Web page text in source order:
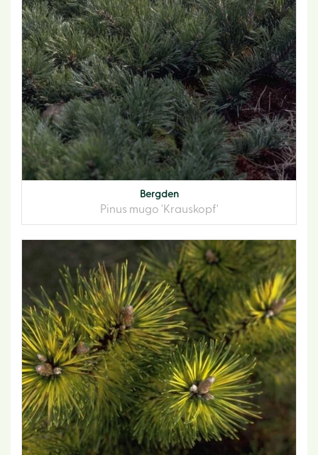
Bergden
Pinus mugo 'Krauskopf'